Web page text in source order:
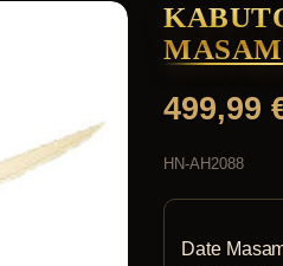
499,99
HN-AH2088
Date